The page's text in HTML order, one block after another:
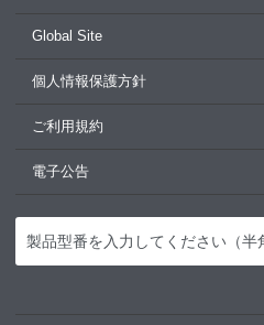
Global Site
個人情報保護方針
ご利用規約
電子公告